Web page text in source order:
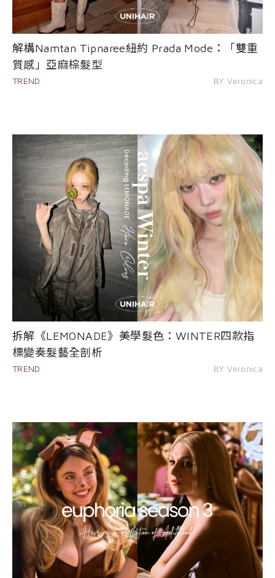
解構Namtan Tipnaree紐約 Prada Mode：「雙重
質感」亞麻棕髮型
TREND BY Veronica
拆解《LEMONADE》美學髮色：WINTER四款指
標變奏髮藝全剖析
TREND BY Veronica